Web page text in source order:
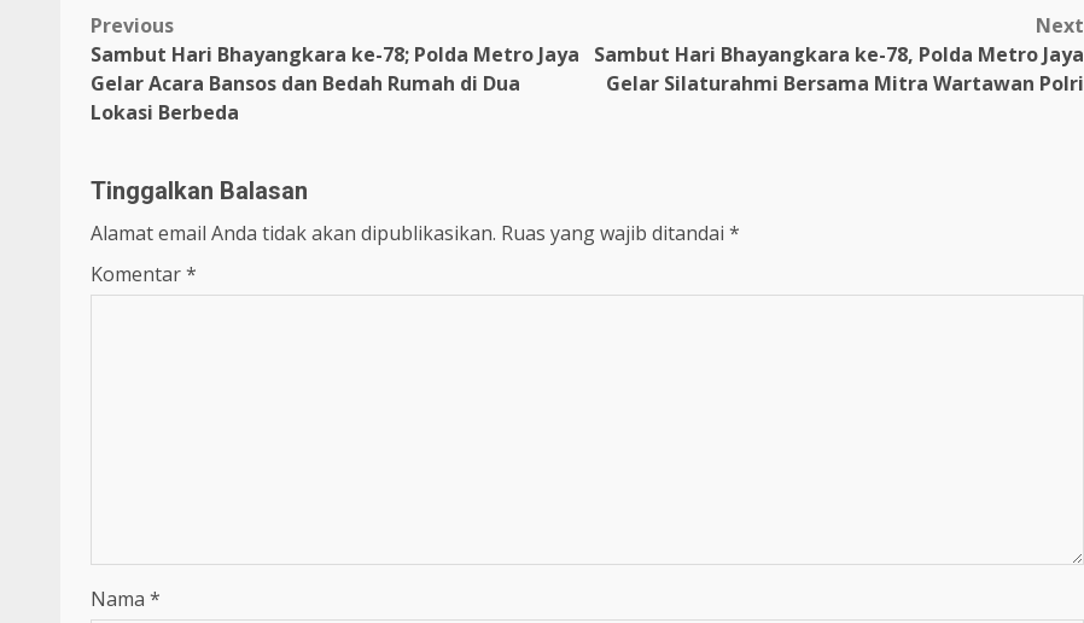
Previous
Sambut Hari Bhayangkara ke-78; Polda Metro Jaya
Gelar Acara Bansos dan Bedah Rumah di Dua
Lokasi Berbeda
Next
Sambut Hari Bhayangkara ke-78, Polda Metro Jaya
Gelar Silaturahmi Bersama Mitra Wartawan Polri
Tinggalkan Balasan
Alamat email Anda tidak akan dipublikasikan. Ruas yang wajib ditandai *
Komentar*
Nama *